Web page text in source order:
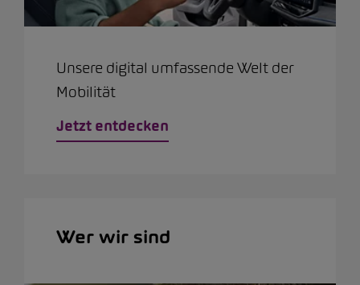
Unsere digital umfassende Welt der
Mobilität
Jetzt entdecken
Wer wir sind